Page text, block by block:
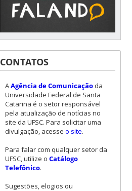
CONTATOS
AAgência de Comunicaçãoda
Universidade Federal de Santa
Catarina é o setor responsável
pela atualização de notícias no
site da UFSC. Para solicitar uma
divulgação, acesse o site.
Para falar com qualquer setor da
UFSC, utilize o Catálogo
Telefônico.
Sugestões, elogios ou